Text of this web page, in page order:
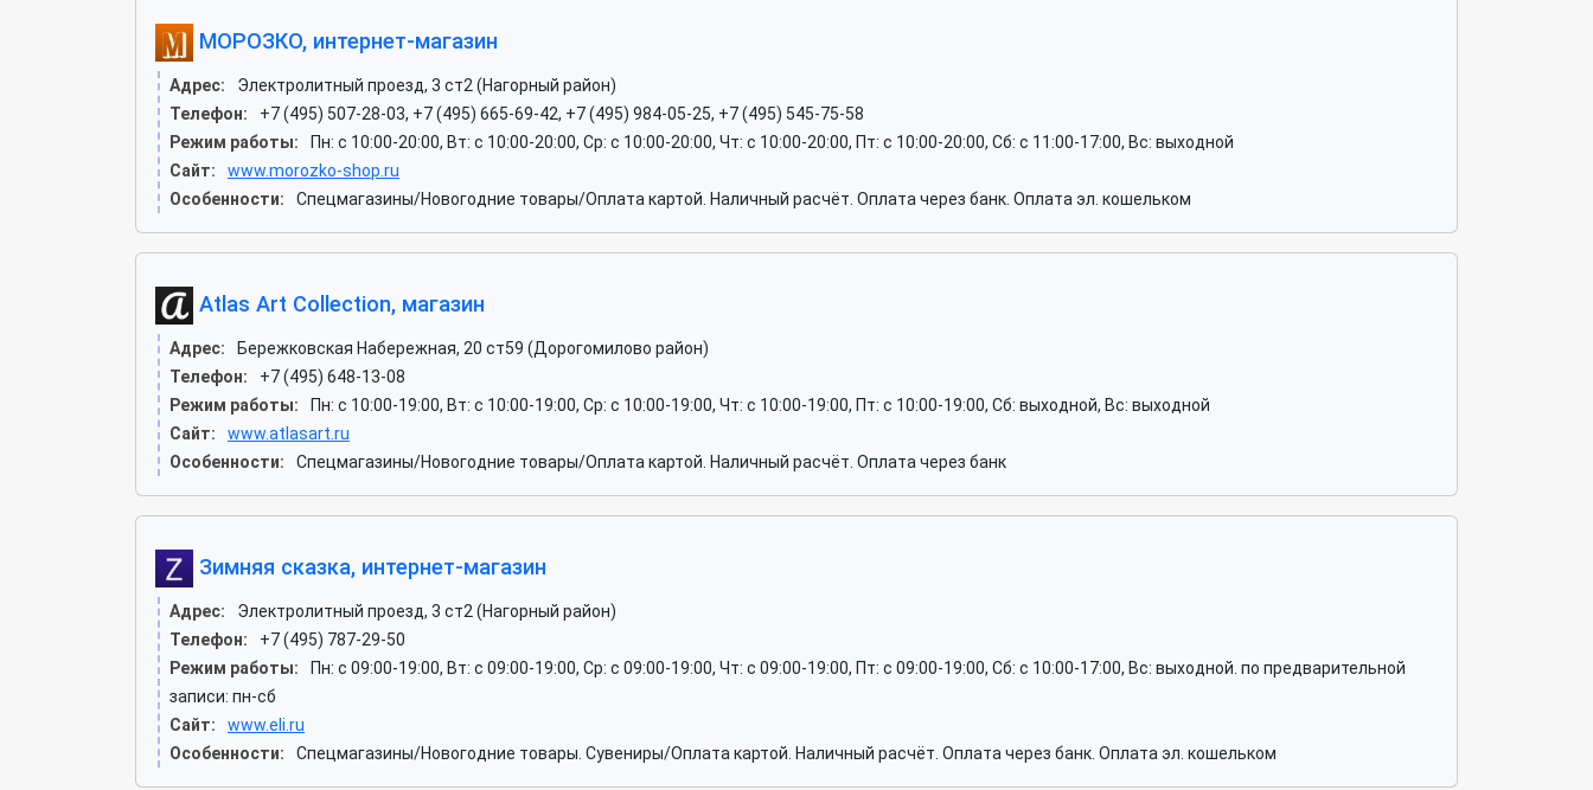
МОРОЗКО, интернет-магазин
Адрес:
Электролитный проезд, 3 ст2 (Нагорный район)
Телефон:
+7 (495) 507-28-03, +7 (495) 665-69-42, +7 (495) 984-05-25, +7 (495) 545-75-58
Режим работы:
Пн: c 10:00-20:00, Вт: c 10:00-20:00, Ср: c 10:00-20:00, Чт: c 10:00-20:00, Пт: c 10:00-20:00, Сб: c 11:00-17:00, Вс: выходной
Сайт:
www.morozko-shop.ru
Особенности:
Спецмагазины/Новогодние товары/Оплата картой. Наличный расчёт. Оплата через банк. Оплата эл. кошельком
Atlas Art Collection, магазин
Адрес:
Бережковская Набережная, 20 ст59 (Дорогомилово район)
Телефон:
+7 (495) 648-13-08
Режим работы:
Пн: c 10:00-19:00, Вт: c 10:00-19:00, Ср: c 10:00-19:00, Чт: c 10:00-19:00, Пт: c 10:00-19:00, Сб: выходной, Вс: выходной
Сайт:
www.atlasart.ru
Особенности:
Спецмагазины/Новогодние товары/Оплата картой. Наличный расчёт. Оплата через банк
Зимняя сказка, интернет-магазин
Адрес:
Электролитный проезд, 3 ст2 (Нагорный район)
Телефон:
+7 (495) 787-29-50
Режим работы:
Пн: c 09:00-19:00, Вт: c 09:00-19:00, Ср: c 09:00-19:00, Чт: c 09:00-19:00, Пт: c 09:00-19:00, Сб: c 10:00-17:00, Вс: выходной. по предварительной
записи: пн-сб
Сайт:
www.eli.ru
Особенности:
Спецмагазины/Новогодние товары. Сувениры/Оплата картой. Наличный расчёт. Оплата через банк. Оплата эл. кошельком